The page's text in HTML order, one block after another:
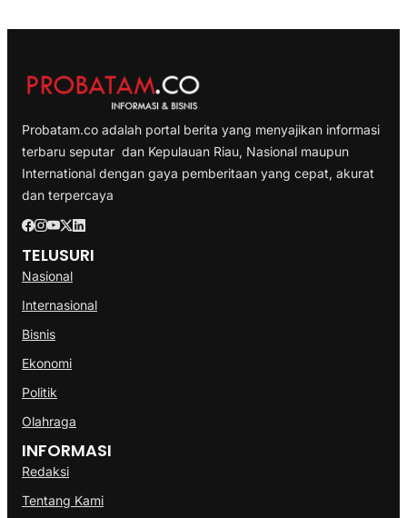
Probatam.co adalah portal berita yang menyajikan informasi
terbaru seputar dan Kepulauan Riau, Nasional maupun
International dengan gaya pemberitaan yang cepat, akurat
dan terpercaya
TELUSURI
Nasional
Internasional
Bisnis
Ekonomi
Politik
Olahraga
INFORMASI
Redaksi
Tentang Kami